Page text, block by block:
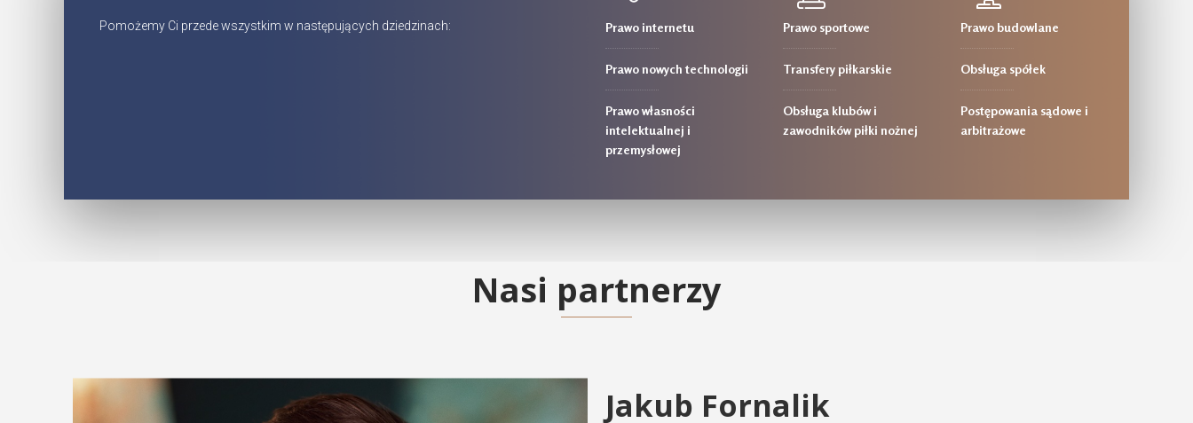
Pomożemy Ci przede wszystkim w następujących dziedzinach: Prawo internetu
Prawo nowych technologii
Prawo własności
intelektualnej i
przemysłowej
Prawo sportowe
Transfery piłkarskie
​Obsługa klubów i
zawodników piłki nożnej
Prawo budowlane
Obsługa spółek
Postępowania sądowe i
arbitrażowe
Nasi partnerzy
Jakub Fornalik